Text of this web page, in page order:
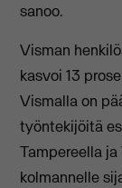
sanoo.
Visman
kasvoi 13
Vismalla on
työntekijöitä
Tampereella
kolmannelle